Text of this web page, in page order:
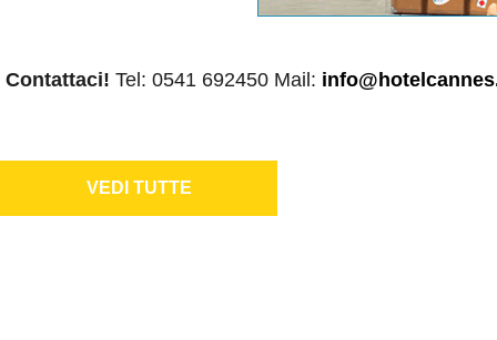
Contattaci! Tel: 0541 692450 Mail:
VEDI TUTTE